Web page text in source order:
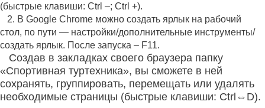
(быстрые клавиши: Ctrl –; Ctrl +).
2. В Google Chrome можно создать ярлык на рабочий
стол, по пути — настройки/дополнительные инструменты/
создать ярлык. После запуска – F11.
Создав в закладках своего браузера папку
«Спортивная туртехника», вы сможете в ней
сохранять, группировать, перемещать или удалять
необходимые страницы (быстрые клавиши: Ctrl⇔D).